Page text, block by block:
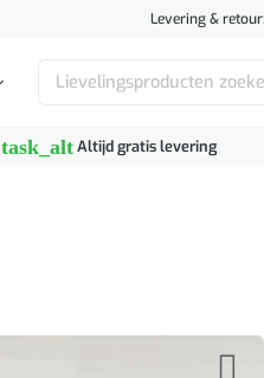
Levering &
Zoeken
task_altAltijd gratis levering